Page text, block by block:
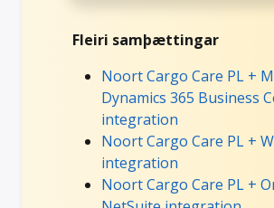
Fleiri samþættingar
Noort Cargo Care PL +
Dynamics 365 Business
integration
Noort Cargo Care PL +
integration
Noort Cargo Care PL +